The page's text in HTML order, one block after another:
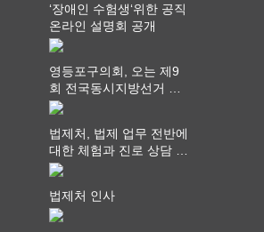
‘장애인 수험생‘위한 공직
온라인 설명회 공개
영등포구의회, 오는 제9
회 전국동시지방선거 ‧
"공직사회는 어느 때보다
를 지켜야 할 것"
법제처, 법제 업무 전반에
대한 체험과 진로 상담 기
회 제공
법제처 인사